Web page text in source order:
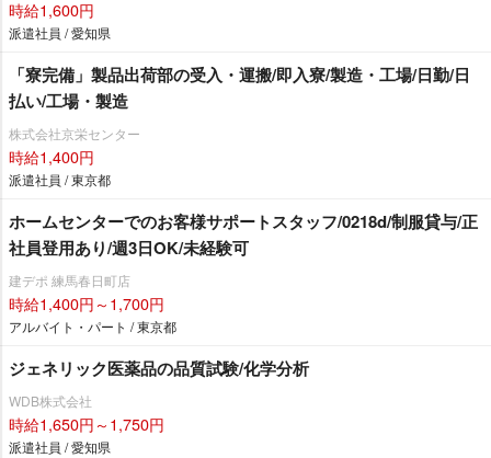
時給1,600円
派遣社員 / 愛知県
「寮完備」製品出荷部の受入・運搬/即入寮/製造・工場/日勤/日
払い/工場・製造
株式会社京栄センター
時給1,400円
派遣社員 / 東京都
ホームセンターでのお客様サポートスタッフ/0218d/制服貸与/正
社員登用あり/週3日OK/未経験可
建デポ 練馬春日町店
時給1,400円～1,700円
アルバイト・パート / 東京都
ジェネリック医薬品の品質試験/化学分析
WDB株式会社
時給1,650円～1,750円
派遣社員 / 愛知県